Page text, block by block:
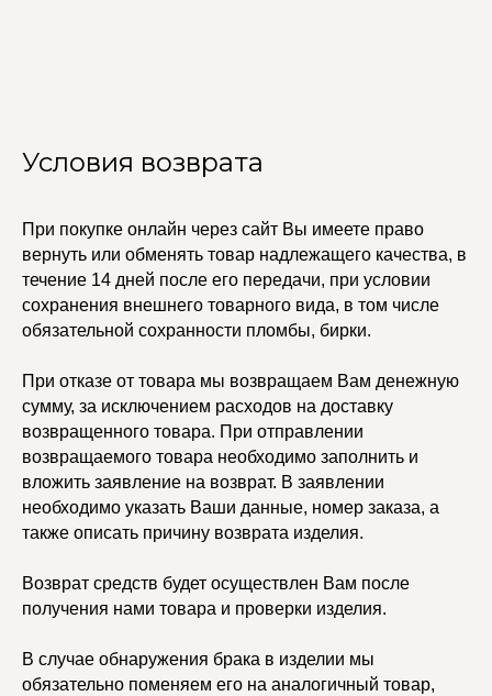
Условия возврата
При покупке онлайн через сайт Вы имеете право
вернуть или обменять товар надлежащего качества, в
течение 14 дней после его передачи, при условии
сохранения внешнего товарного вида, в том числе
обязательной сохранности пломбы, бирки.
При отказе от товара мы возвращаем Вам денежную
сумму, за исключением расходов на доставку
возвращенного товара. При отправлении
возвращаемого товара необходимо заполнить и
вложить заявление на возврат. В заявлении
необходимо указать Ваши данные, номер заказа, а
также описать причину возврата изделия.
Возврат средств будет осуществлен Вам после
получения нами товара и проверки изделия.
В случае обнаружения брака в изделии мы
обязательно поменяем его на аналогичный товар,
УЧАСТВУЙТЕ В НАШЕЙ
КАТАЛОГ
УСЛУГИ
Регистрация